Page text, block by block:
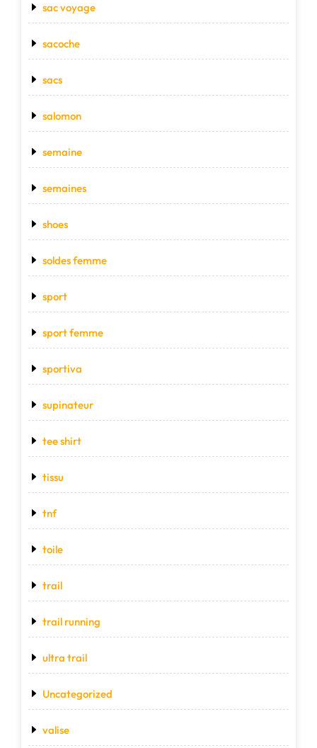
sac voyage
sacoche
sacs
salomon
semaine
semaines
shoes
soldes femme
sport
sport femme
sportiva
supinateur
tee shirt
tissu
tnf
toile
trail
trail running
ultra trail
Uncategorized
valise